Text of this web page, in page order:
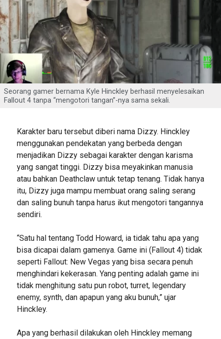
Seorang gamer bernama Kyle Hinckley berhasil menyelesaikan
Fallout 4 tanpa “mengotori tangan”-nya sama sekali.
Karakter baru tersebut diberi nama Dizzy. Hinckley
menggunakan pendekatan yang berbeda dengan
menjadikan Dizzy sebagai karakter dengan karisma
yang sangat tinggi. Dizzy bisa meyakinkan manusia
atau bahkan Deathclaw untuk tetap tenang. Tidak hanya
itu, Dizzy juga mampu membuat orang saling serang
dan saling bunuh tanpa harus ikut mengotori tangannya
sendiri.
“Satu hal tentang Todd Howard, ia tidak tahu apa yang
bisa dicapai dalam gamenya. Game ini (Fallout 4) tidak
seperti Fallout: New Vegas yang bisa secara penuh
menghindari kekerasan. Yang penting adalah game ini
tidak menghitung satu pun robot, turret, legendary
enemy, synth, dan apapun yang aku bunuh,” ujar
Hinckley.
Apa yang berhasil dilakukan oleh Hinckley memang